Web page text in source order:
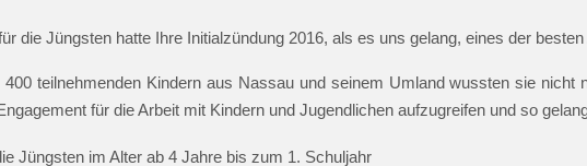
die Jüngsten hatte Ihre Initialzündung 2016, als es uns gelang, eines der
teilnehmenden Kindern aus Nassau und seinem Umland wussten sie nicht
für die Arbeit mit Kindern und Jugendlichen aufzugreifen und so
Jüngsten im Alter ab 4 Jahre bis zum 1. Schuljahr